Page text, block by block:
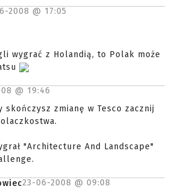
2008 @ 17:05
wygrać z Holandią, to Polak może
@ 19:46
skończysz zmianę w Tesco zacznij
"Architecture And Landscape"
23-06-2008 @ 09:08